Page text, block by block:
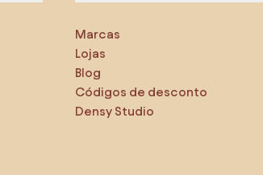
Marcas
Lojas
Blog
Códigos de desconto
Densy Studio